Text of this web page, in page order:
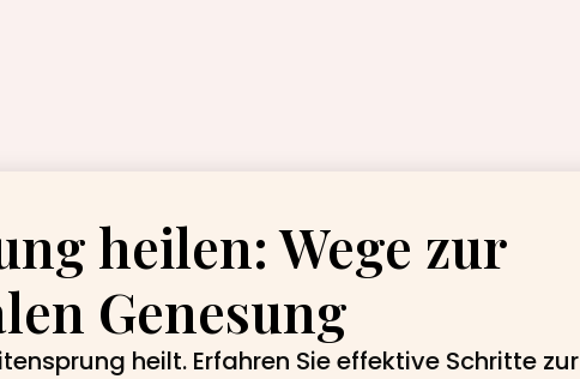
heilen: Wege zur
Genesung
heilt. Erfahren Sie effektive Schritte zur